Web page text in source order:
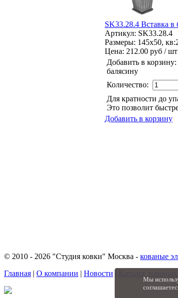
SK33.28.4 Вставка в
Артикул: SK33.28.4
Размеры: 145x50,
Цена: 212.00 руб / шт
Добавить в корзину:
балясину
Количество:
Для кратности до
Это позволит
Добавить в корзину
© 2010 - 2026 "Студия ковки" Москва - кованые
Главная | О компании | Новости
Мы